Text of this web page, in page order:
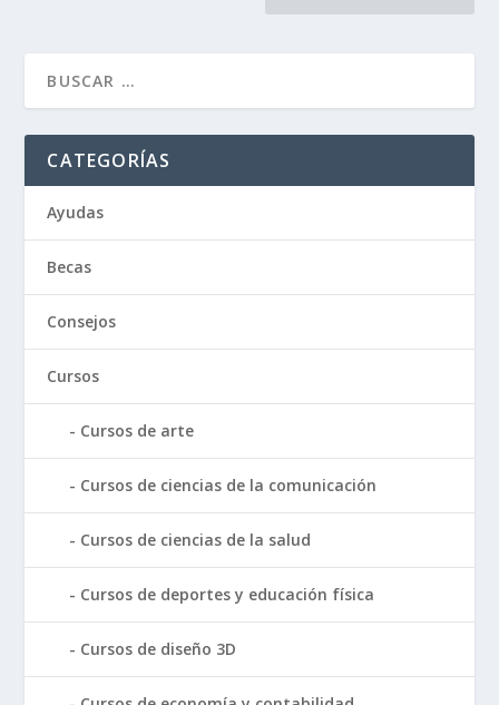
CATEGORÍAS
Ayudas
Becas
Consejos
Cursos
Cursos de arte
Cursos de ciencias de la comunicación
Cursos de ciencias de la salud
Cursos de deportes y educación física
Cursos de diseño 3D